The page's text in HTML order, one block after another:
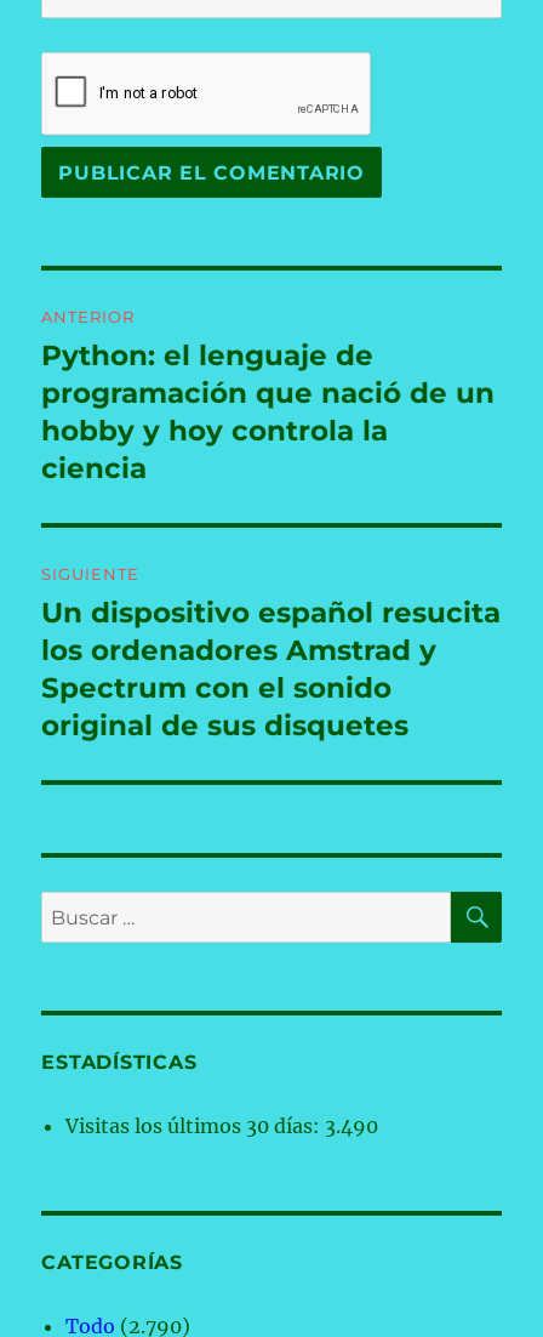
de
entradas
ANTERIOR
Entrada
anterior:
Python: el lenguaje de
programación que nació de un
hobby y hoy controla la
ciencia
SIGUIENTE
Entrada
siguiente:
Un dispositivo español resucita
los ordenadores Amstrad y
Spectrum con el sonido
original de sus disquetes
Buscar
por:
ESTADÍSTICAS
Visitas los últimos 30 días: 3.490
CATEGORÍAS
Todo (2.790)